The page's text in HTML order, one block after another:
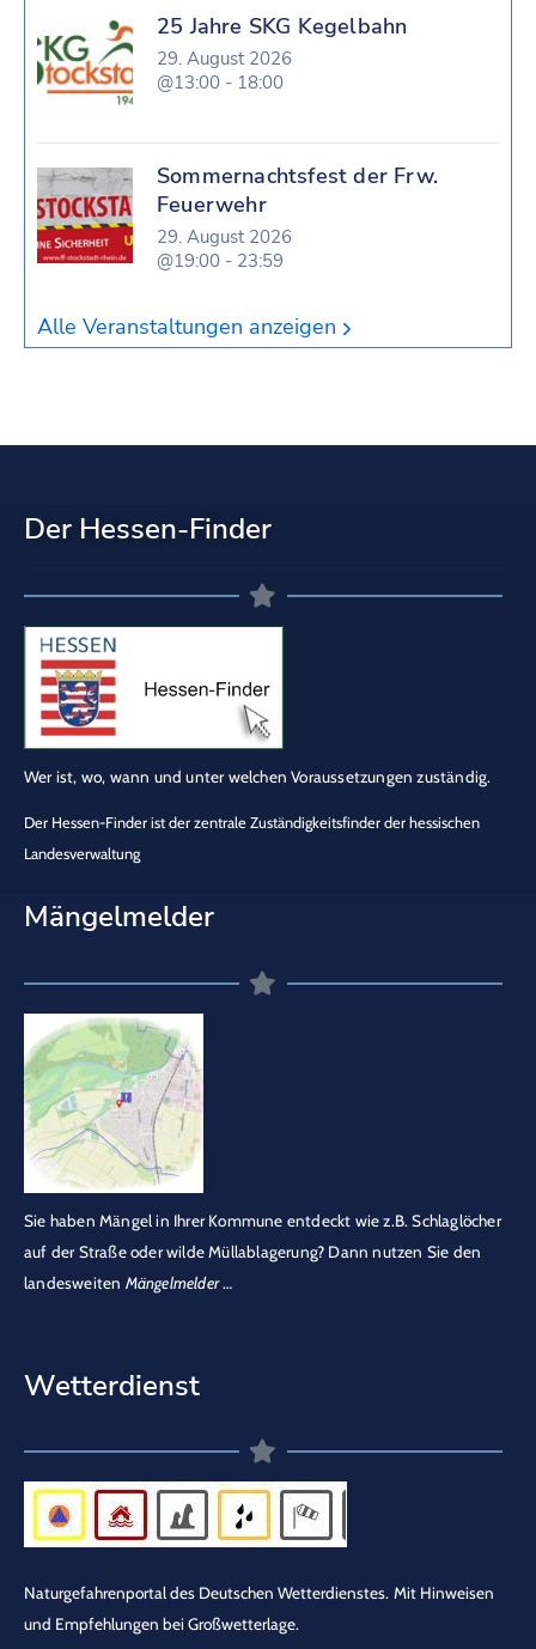
25 Jahre SKG Kegelbahn
29. August 2026
@13:00 - 18:00
Sommernachtsfest der Frw.
Feuerwehr
29. August 2026
@19:00 - 23:59
Alle Veranstaltungen anzeigen
Der Hessen-Finder
Wer ist, wo, wann und unter welchen Voraussetzungen zuständig.
Der Hessen-Finder ist der zentrale Zuständigkeitsfinder der hessischen
Landesverwaltung
Mängelmelder
Sie haben Mängel in Ihrer Kommune entdeckt wie z.B. Schlaglöcher
auf der Straße oder wilde Müllablagerung? Dann nutzen Sie den
landesweiten Mängelmelder…
Wetterdienst
Naturgefahrenportal des Deutschen Wetterdienstes. Mit Hinweisen
und Empfehlungen bei Großwetterlage.